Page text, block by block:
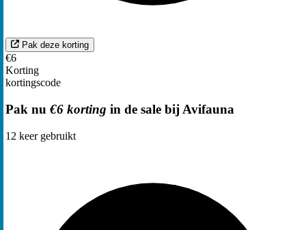
Pak deze korting
€6
Korting
kortingscode
Pak nu €6 korting in de sale bij Avifauna
12 keer gebruikt